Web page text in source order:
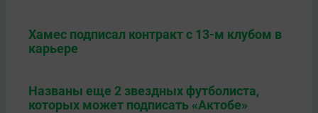
Хамес подписал контракт с 13-м клубом в
карьере
Названы еще 2 звездных футболиста,
которых может подписать «Актобе»